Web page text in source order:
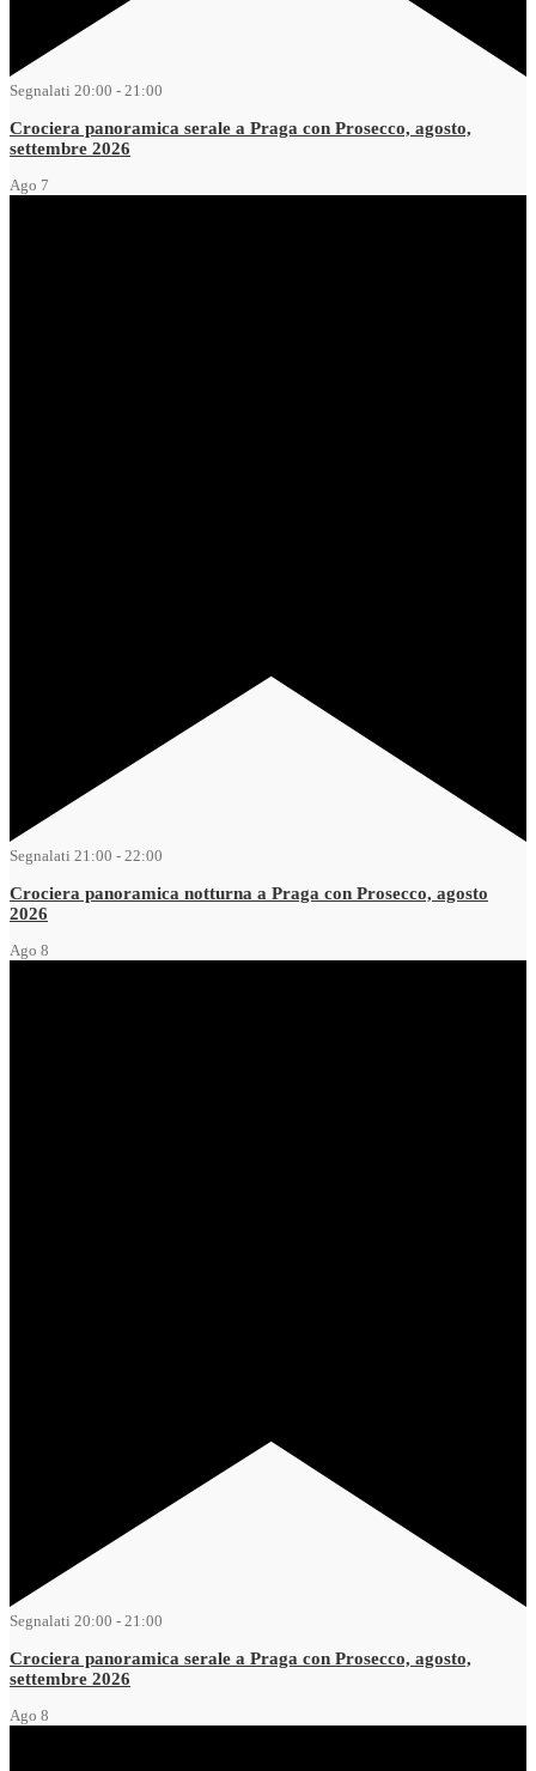
Segnalati 20:00 - 21:00
Crociera panoramica serale a Praga con Prosecco, agosto,
settembre 2026
Ago 7
Segnalati 21:00 - 22:00
Crociera panoramica notturna a Praga con Prosecco, agosto
2026
Ago 8
Segnalati 20:00 - 21:00
Crociera panoramica serale a Praga con Prosecco, agosto,
settembre 2026
Ago 8